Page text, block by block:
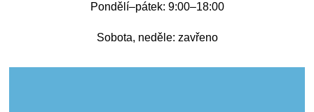
Pondělí–pátek: 9:00–18:00
Sobota, neděle: zavřeno